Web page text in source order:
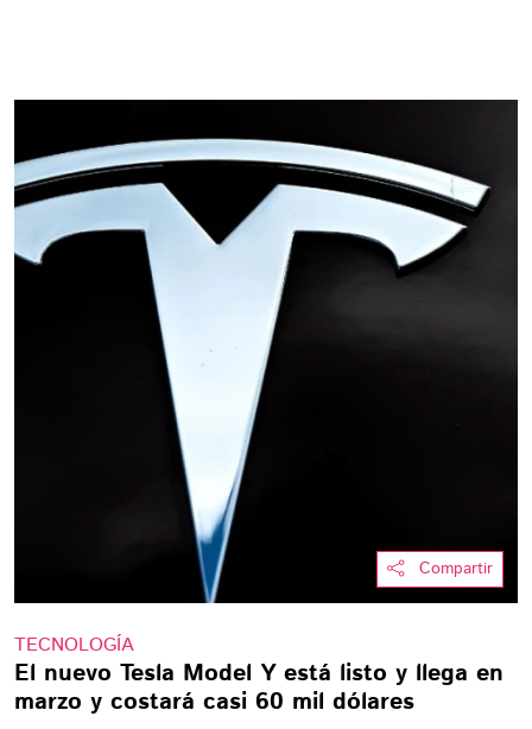
Compartir
TECNOLOGÍA
El nuevo Tesla Model Y está listo y llega en
marzo y costará casi 60 mil dólares